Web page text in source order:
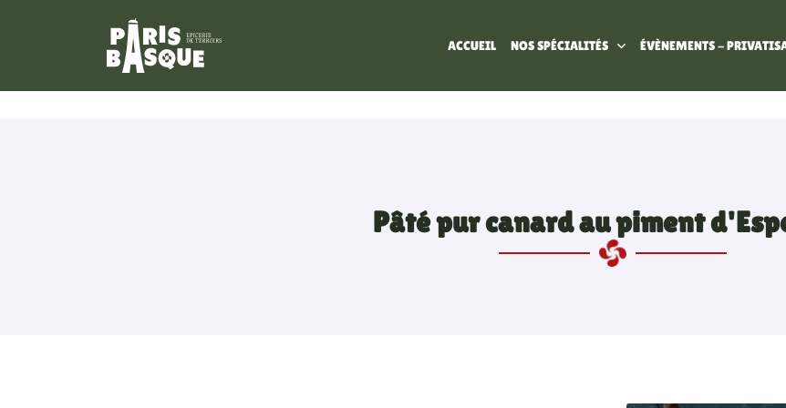
ACCUEIL NOS SPÉCIALITÉS ÉVÈNEMENTS -
92100 Boulogne Billancourt
Pâté pur canard au piment